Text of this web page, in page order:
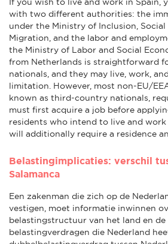
with two different authorities: the
under the Ministry of Inclusion, Social
Migration, and the labor and
the Ministry of Labor and Social
from Netherlands is straightforward
nationals, and they may live, work,
limitation. However, most non-EU/
known as third-country nationals,
must first acquire a job before
residents who intend to live and
will additionally require a residence
Belastingimplicaties: verschil
Salamanca
Een zakenman die zich op de
vestigen, moet informatie inwinnen
belastingstructuur van het land en de
belastingverdragen die Nederland